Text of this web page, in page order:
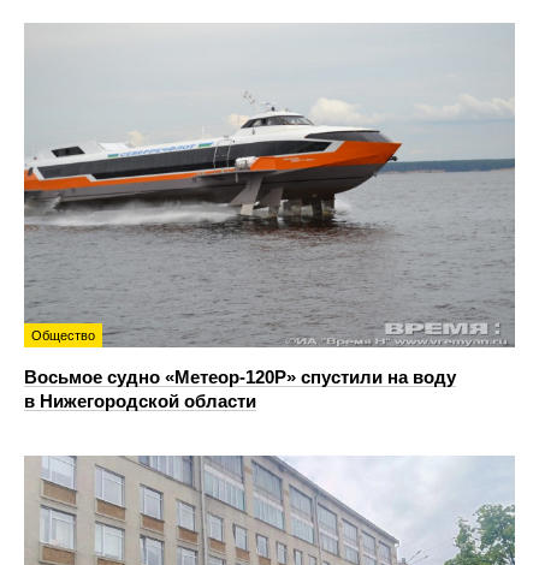
Общество
Восьмое судно «Метеор-120Р» спустили на воду
в Нижегородской области